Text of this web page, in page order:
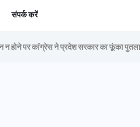
संपर्क करें
न होने पर कांग्रेस ने प्रदेश सरकार का फूंका पुतला